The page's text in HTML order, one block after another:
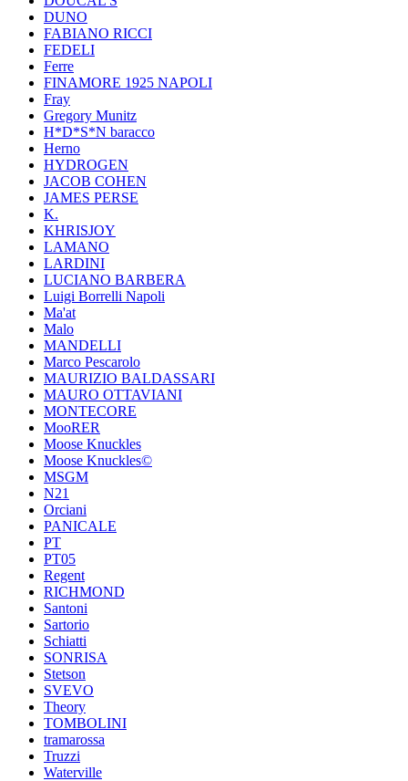
DUNO
FABIANO RICCI
FEDELI
Ferre
FINAMORE 1925 NAPOLI
Fray
Gregory Munitz
H*D*S*N baracco
Herno
HYDROGEN
JACOB COHEN
JAMES PERSE
K.
KHRISJOY
LAMANO
LARDINI
LUCIANO BARBERA
Luigi Borrelli Napoli
Ma'at
Malo
MANDELLI
Marco Pescarolo
MAURIZIO BALDASSARI
MAURO OTTAVIANI
MONTECORE
MooRER
Moose Knuckles
Moose Knuckles©️
MSGM
N21
Orciani
PANICALE
PT
PT05
Regent
RICHMOND
Santoni
Sartorio
Schiatti
SONRISA
Stetson
SVEVO
Theory
TOMBOLINI
tramarossa
Truzzi
Waterville